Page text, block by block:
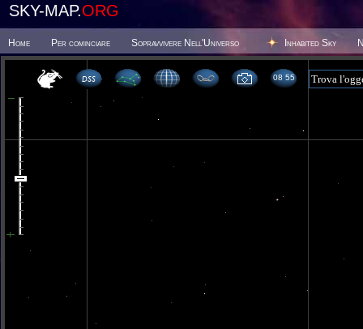
SKY-MAP.ORG
Home Per cominciare Sopravvivere Nell'Universo Inhabited Sky
08:55